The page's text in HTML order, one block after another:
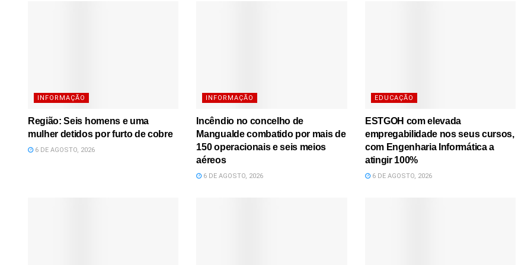
INFORMAÇÃO
Região: Seis homens e uma
mulher detidos por furto de cobre
6 DE AGOSTO, 2026
INFORMAÇÃO
Incêndio no concelho de
Mangualde combatido por mais de
150 operacionais e seis meios
aéreos
6 DE AGOSTO, 2026
EDUCAÇÃO
ESTGOH com elevada
empregabilidade nos seus cursos,
com Engenharia Informática a
atingir 100%
6 DE AGOSTO, 2026